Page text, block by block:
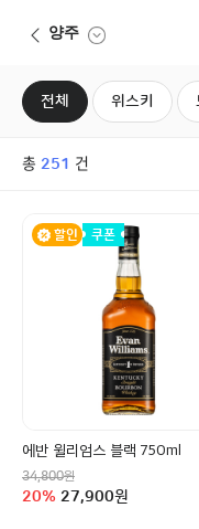
양주
전체 위스키
총 251 건
할인 쿠폰
에반 윌리엄스 블랙 750ml
34,800원
할인율
20%
구매금액
27,900원